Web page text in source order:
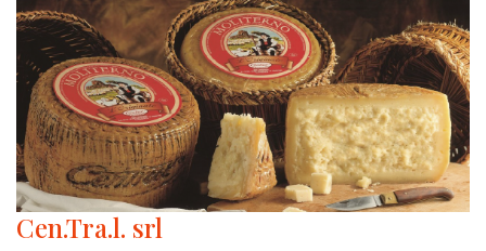
Cen.Tra.l. srl